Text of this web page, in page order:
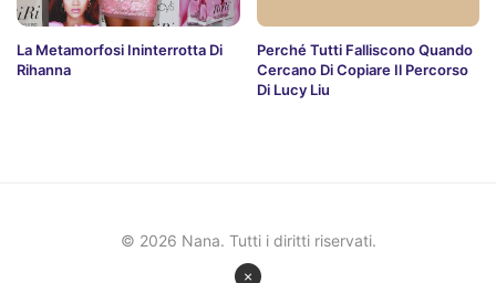
La Metamorfosi Ininterrotta Di
Rihanna
Perché Tutti Falliscono Quando
Cercano Di Copiare Il Percorso
Di Lucy Liu
×
© 2026 Nana. Tutti i diritti riservati.